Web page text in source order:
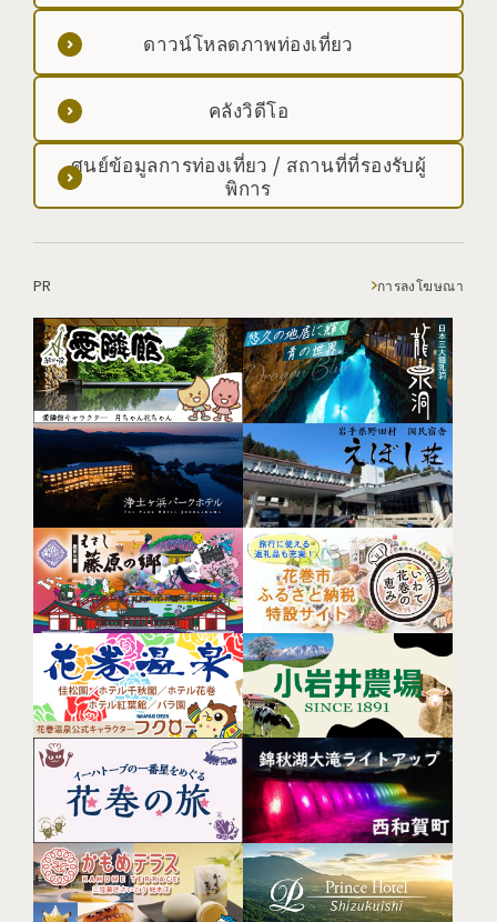
ดาวน์โหลดภาพท่องเที่ยว
คลังวิดีโอ
ศูนย์ข้อมูลการท่องเที่ยว / สถานที่ที่รองรับผู้
พิการ
PR การลงโฆษณา